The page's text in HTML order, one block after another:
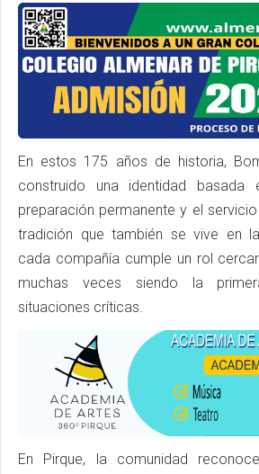
En estos 175 años de historia,
construido una identidad
preparación permanente y el
tradición que también se vive en
cada compañía cumple un rol
muchas veces siendo la
situaciones críticas.
En Pirque, la comunidad